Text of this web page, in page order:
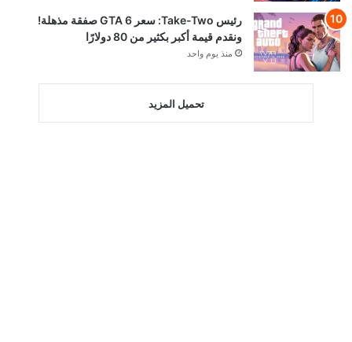
رئيس Take-Two: سعر GTA 6 صفقة مذهلة!
ونقدم قيمة أكبر بكثير من 80 دولارًا
منذ يوم واحد
تحميل المزيد